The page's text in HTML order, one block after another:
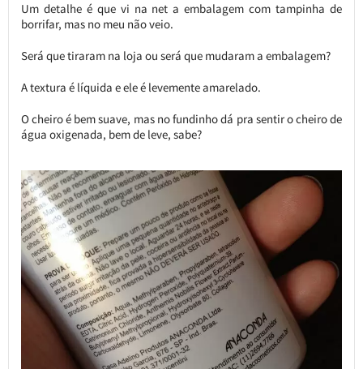
Um detalhe é que vi na net a embalagem com tampinha de
borrifar, mas no meu não veio.
Será que tiraram na loja ou será que mudaram a embalagem?
A textura é líquida e ele é levemente amarelado.
O cheiro é bem suave, mas no fundinho dá pra sentir o cheiro de
água oxigenada, bem de leve, sabe?